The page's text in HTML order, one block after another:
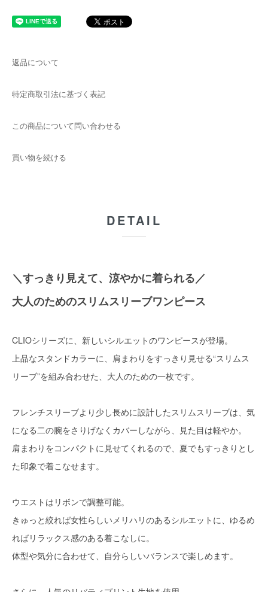
返品について
特定商取引法に基づく表記
この商品について問い合わせる
買い物を続ける
DETAIL
＼すっきり見えて、涼やかに着られる／
大人のためのスリムスリーブワンピース
CLIOシリーズに、新しいシルエットのワンピースが登場。
上品なスタンドカラーに、肩まわりをすっきり見せる“スリムス
リーブ”を組み合わせた、大人のための一枚です。
フレンチスリーブより少し長めに設計したスリムスリーブは、気
になる二の腕をさりげなくカバーしながら、見た目は軽やか。
肩まわりをコンパクトに見せてくれるので、夏でもすっきりとし
た印象で着こなせます。
ウエストはリボンで調整可能。
きゅっと絞れば女性らしいメリハリのあるシルエットに、ゆるめ
ればリラックス感のある着こなしに。
体型や気分に合わせて、自分らしいバランスで楽しめます。